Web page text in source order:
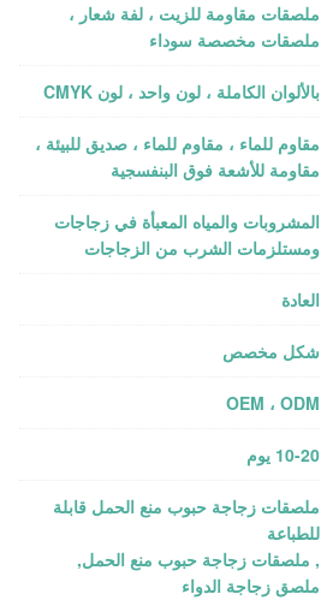
ملصقات مقاومة للزيت ، لفة شعار ،
ملصقات مخصصة سوداء
بالألوان الكاملة ، لون واحد ، لون CMYK
مقاوم للماء ، مقاوم للماء ، صديق للبيئة ،
مقاومة للأشعة فوق البنفسجية
المشروبات والمياه المعبأة في زجاجات
ومستلزمات الشرب من الزجاجات
العادة
شكل مخصص
OEM ، ODM
10-20 يوم
ملصقات زجاجة حبوب منع الحمل قابلة
للطباعة
, ملصقات زجاجة حبوب منع الحمل,
ملصق زجاجة الدواء